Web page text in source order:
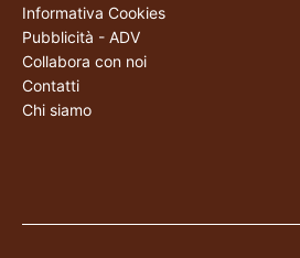
Informativa Cookies
Pubblicità - ADV
Collabora con noi
Contatti
Chi siamo